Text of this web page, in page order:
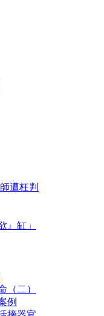
遭枉判
』缸」
（二）
例